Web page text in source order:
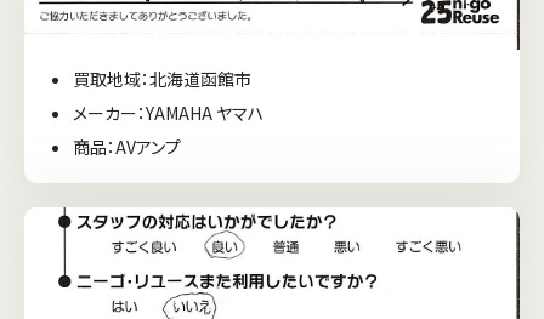
買取地域：北海道函館市
メーカー：YAMAHA ヤマハ
商品：AVアンプ